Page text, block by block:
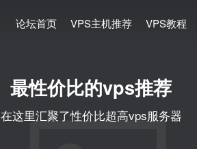
论坛首页 VPS主机推荐 VPS教程
最性价比的vps推荐
在这里汇聚了性价比超高vps服务器